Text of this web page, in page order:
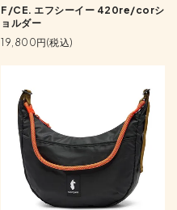
F/CE. エフシーイー 420re/corシ
ョルダー
19,800円(税込)